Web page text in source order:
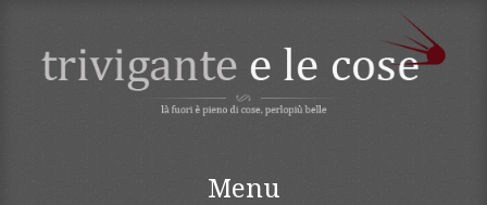
TRIVIGANTE E LE
Menu